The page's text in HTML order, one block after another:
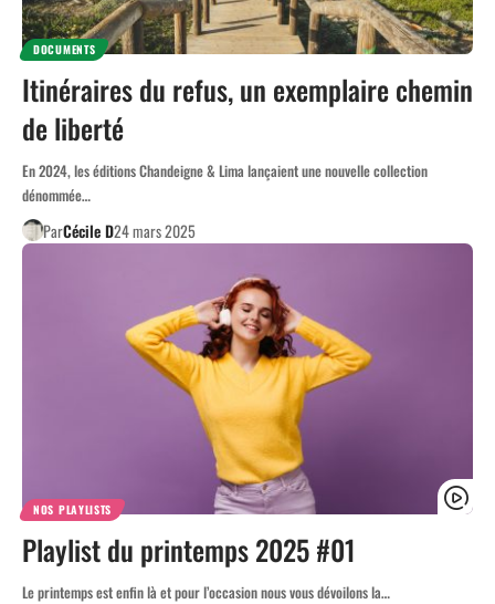
DOCUMENTS
Itinéraires du refus, un exemplaire chemin
de liberté
En 2024, les éditions Chandeigne & Lima lançaient une nouvelle collection
dénommée…
ParCécile D24 mars 2025
NOS PLAYLISTS
Playlist du printemps 2025 #01
Le printemps est enfin là et pour l’occasion nous vous dévoilons la…